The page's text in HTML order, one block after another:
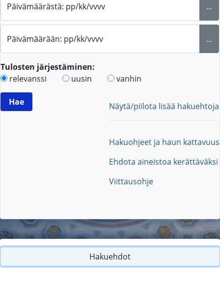
Päivämäärästä: pp/kk/vvvv ...
Päivämäärään: pp/kk/vvvv ...
Tulosten järjestäminen:
relevanssi
uusin vanhin
Näytä/piilota lisää hakuehtoja
Hakuohjeet ja haun kattavuus
Ehdota aineistoa kerättäväksi
Viittausohje
Hakuehdot